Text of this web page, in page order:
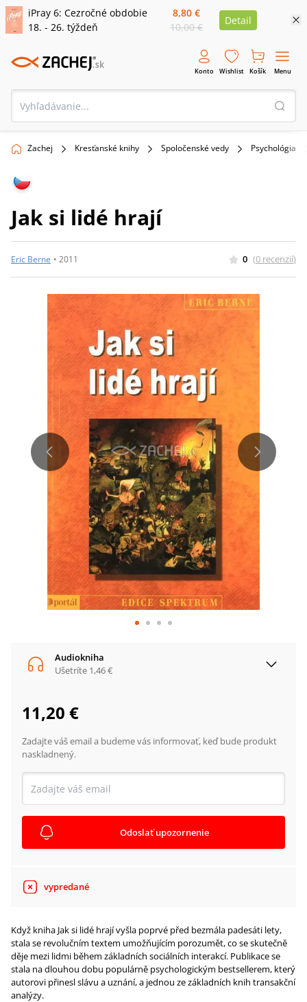
iPray 6: Cezročné obdobie
18. - 26. týždeň
8,80 €
10,00 €
Detail
Konto Wishlist Košík Menu
Zachej Kresťanské knihy Spoločenské vedy Psychológia
Jak si lidé hrají
Eric Berne • 2011 0 (0 recenzií)
Audiokniha
Ušetríte 1,46 €
11,20 €
Zadajte váš email a budeme vás informovať, keď bude produkt
naskladnený.
Odoslať upozornenie
vypredané
Když kniha Jak si lidé hrají vyšla poprvé před bezmála padesáti lety,
stala se revolučním textem umožňujícím porozumět, co se skutečně
děje mezi lidmi během základních sociálních interakcí. Publikace se
stala na dlouhou dobu populárně psychologickým bestsellerem, který
autorovi přinesl slávu a uznání, a jednou ze základních knih transakční
analýzy.